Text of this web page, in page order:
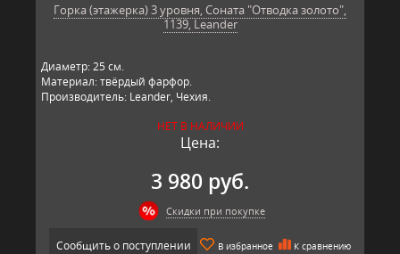
Горка (этажерка) 3 уровня, Соната "Отводка золото",
1139, Leander
Диаметр: 25 см.
Материал: твёрдый фарфор.
Производитель: Leander, Чехия.
НЕТ В НАЛИЧИИ
Цена:
3 980 руб.
Скидки при покупке
Сообщить о поступлении В избранное К сравнению